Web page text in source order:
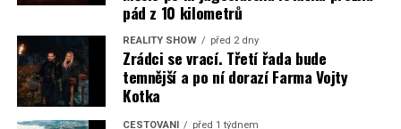
pád z 10 kilometrů
REALITY SHOW před 2 dny
Zrádci se vrací. Třetí řada bude
temnější a po ní dorazí Farma Vojty
Kotka
CESTOVÁNÍ před 1 týdnem